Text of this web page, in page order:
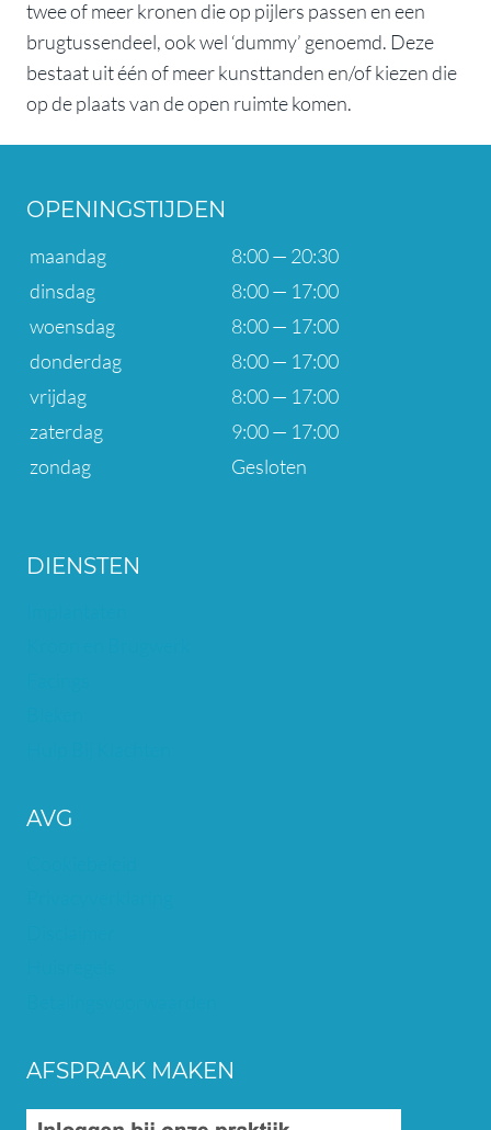
twee of meer kronen die op pijlers passen en een
brugtussendeel, ook wel ‘dummy’ genoemd. Deze
bestaat uit één of meer kunsttanden en/of kiezen die
op de plaats van de open ruimte komen.
OPENINGSTIJDEN
maandag
8:00 — 20:30
dinsdag
8:00 — 17:00
woensdag
8:00 — 17:00
donderdag
8:00 — 17:00
vrijdag
8:00 — 17:00
zaterdag
9:00 — 17:00
zondag
Gesloten
DIENSTEN
AVG
AFSPRAAK MAKEN